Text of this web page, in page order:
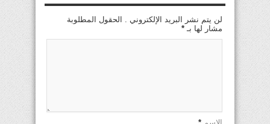
لن يتم نشر البريد الإلكتروني . الحقول المطلوبة
مشار لها بـ *
الإسم *